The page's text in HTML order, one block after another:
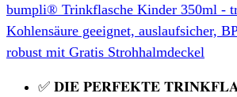
bumpli® Trinkflasche Kinder 350ml -
Kohlensäure geeignet, auslaufsicher,
robust mit Gratis Strohhalmdeckel
✅ 𝐃𝐈𝐄 𝐏𝐄𝐑𝐅𝐄𝐊𝐓𝐄